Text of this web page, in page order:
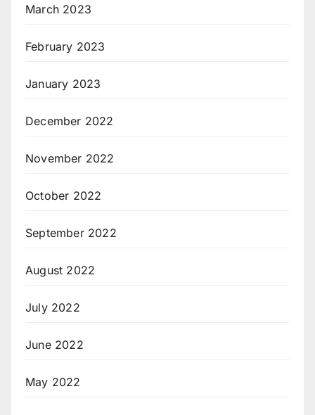
March 2023
February 2023
January 2023
December 2022
November 2022
October 2022
September 2022
August 2022
July 2022
June 2022
May 2022